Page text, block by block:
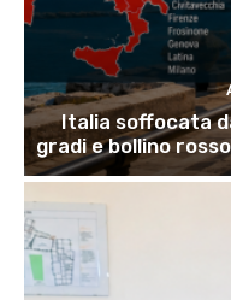
Italia soffocata
gradi e bollino